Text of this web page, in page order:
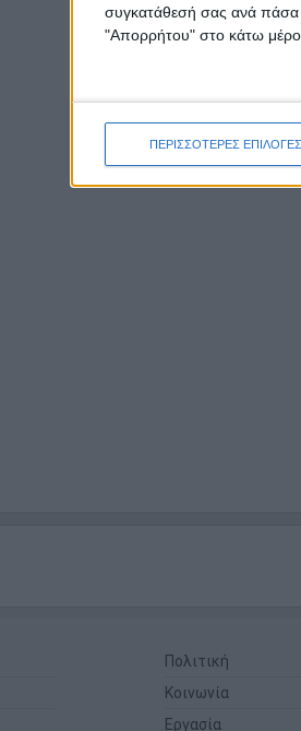
συγκατάθεσή σας ανά πάσα
"Απορρήτου" στο κάτω
ΠΕΡΙΣΣΟΤΕΡΕΣ ΕΠΙΛΟΓΕΣ
Πολιτική
Κοινωνία
Εργασία